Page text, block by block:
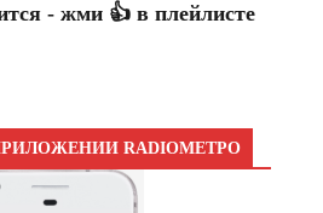
- жми 👍 в плейлисте
RADIOМЕТРО